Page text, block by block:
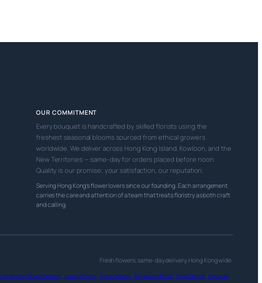
OUR COMMITMENT
Every bouquet is handcrafted by skilled florists using the
freshest seasonal blooms sourced from ethical growers
worldwide. We deliver across Hong Kong Island, Kowloon, and the
New Territories — same-day for orders placed before noon.
Quality is our promise; your satisfaction, our reputation.
Serving Hong Kong’s flower lovers since our founding. Each arrangement
carries the care and attention of a team that treats floristry as both craft
and calling.
Fresh flowers, same-day delivery, Hong Kong wide.
Same-Day Flower Delivery · Luxury Florist·Rose Delivery ·Singapore Florist ·Floral Design·Bouquet